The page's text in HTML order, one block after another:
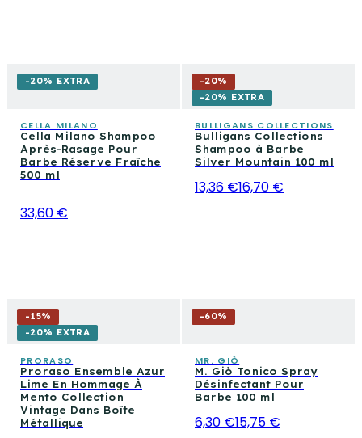
-20% EXTRA
CELLA MILANO
Cella Milano Shampoo
Après-Rasage Pour
Barbe Réserve Fraîche
500 ml
33,60 €
-20%
-20% EXTRA
BULLIGANS COLLECTIONS
Bulligans Collections
Shampoo à Barbe
Silver Mountain 100 ml
13,36 €16,70 €
-15%
-20% EXTRA
PRORASO
Proraso Ensemble Azur
Lime En Hommage À
Mento Collection
Vintage Dans Boîte
Métallique
-60%
MR. GIÒ
M. Giò Tonico Spray
Désinfectant Pour
Barbe 100 ml
6,30 €15,75 €